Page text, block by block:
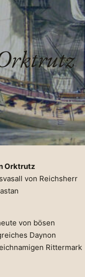
Orktrutz
von Reichsherr
von bösen
Daynon
Rittermark